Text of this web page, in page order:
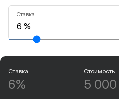
Ставка
Ставка
6%
Стоимость
5